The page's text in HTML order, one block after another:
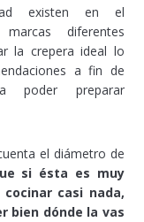
existen en el
diferentes
la crepera ideal lo
a fin de
poder preparar
el diámetro de
si ésta es muy
casi nada,
bien dónde la vas